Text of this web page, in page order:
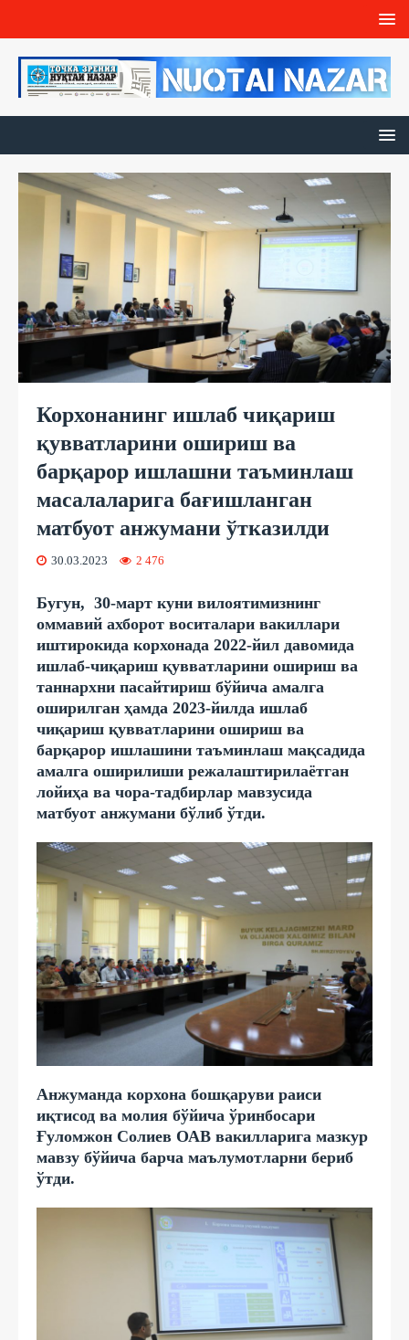
Корхонанинг ишлаб чиқариш
қувватларини ошириш ва
барқарор ишлашни таъминлаш
масалаларига бағишланган
матбуот анжумани ўтказилди
30.03.2023 2 476
Бугун, 30-март куни вилоятимизнинг
оммавий ахборот воситалари вакиллари
иштирокида корхонада 2022-йил давомида
ишлаб-чиқариш қувватларини ошириш ва
таннархни пасайтириш бўйича амалга
оширилган ҳамда 2023-йилда ишлаб
чиқариш қувватларини ошириш ва
барқарор ишлашини таъминлаш мақсадида
амалга оширилиши режалаштирилаётган
лойиҳа ва чора-тадбирлар мавзусида
матбуот анжумани бўлиб ўтди.
Анжуманда корхона бошқаруви раиси
иқтисод ва молия бўйича ўринбосари
Ғуломжон Солиев ОАВ вакилларига мазкур
мавзу бўйича барча маълумотларни бериб
ўтди.